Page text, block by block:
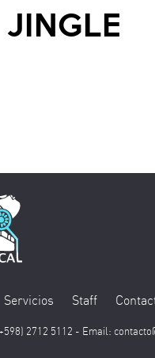
Servicios Staff
2712 5112 - Email: